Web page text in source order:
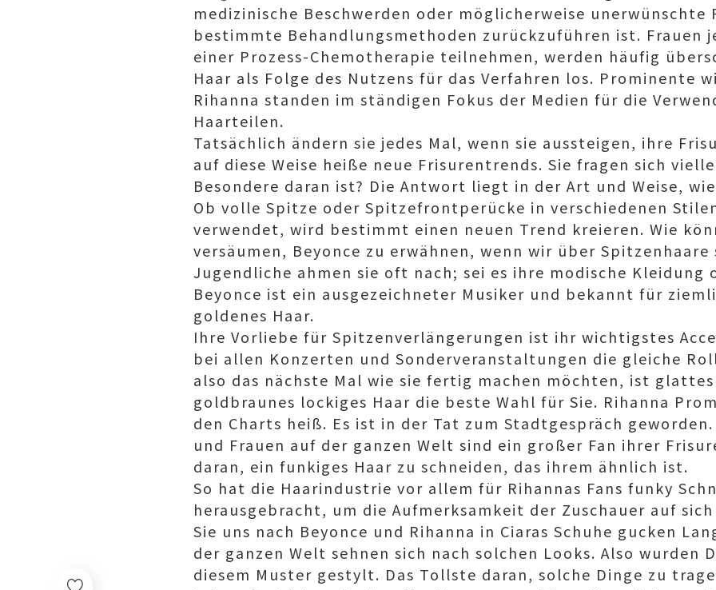
medizinische Beschwerden oder möglicherweise unerwünschte
bestimmte Behandlungsmethoden zurückzuführen ist. Frauen
einer Prozess-Chemotherapie teilnehmen, werden häufig
Haar als Folge des Nutzens für das Verfahren los. Prominente
Rihanna standen im ständigen Fokus der Medien für die
Haarteilen.
Tatsächlich ändern sie jedes Mal, wenn sie aussteigen, ihre
auf diese Weise heiße neue Frisurentrends. Sie fragen sich
Besondere daran ist? Die Antwort liegt in der Art und Weise,
Ob volle Spitze oder Spitzefrontperücke in verschiedenen
verwendet, wird bestimmt einen neuen Trend kreieren. Wie
versäumen, Beyonce zu erwähnen, wenn wir über Spitzenhaare
Jugendliche ahmen sie oft nach; sei es ihre modische Kleidung
Beyonce ist ein ausgezeichneter Musiker und bekannt für
goldenes Haar.
Ihre Vorliebe für Spitzenverlängerungen ist ihr wichtigstes
bei allen Konzerten und Sonderveranstaltungen die gleiche
also das nächste Mal wie sie fertig machen möchten, ist
goldbraunes lockiges Haar die beste Wahl für Sie. Rihanna
den Charts heiß. Es ist in der Tat zum Stadtgespräch
und Frauen auf der ganzen Welt sind ein großer Fan ihrer
daran, ein funkiges Haar zu schneiden, das ihrem ähnlich ist.
So hat die Haarindustrie vor allem für Rihannas Fans funky
herausgebracht, um die Aufmerksamkeit der Zuschauer auf
Sie uns nach Beyonce und Rihanna in Ciaras Schuhe gucken
der ganzen Welt sehnen sich nach solchen Looks. Also wurden
diesem Muster gestylt. Das Tollste daran, solche Dinge zu